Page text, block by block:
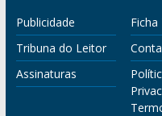
Publicidade
Tribuna do Leitor
Assinaturas
Ficha